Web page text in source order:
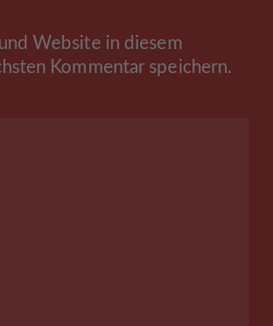
Website in diesem
Kommentar speichern.